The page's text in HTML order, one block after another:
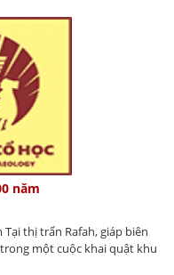
năm
thị trấn Rafah, giáp biên
trong một cuộc khai quật khu